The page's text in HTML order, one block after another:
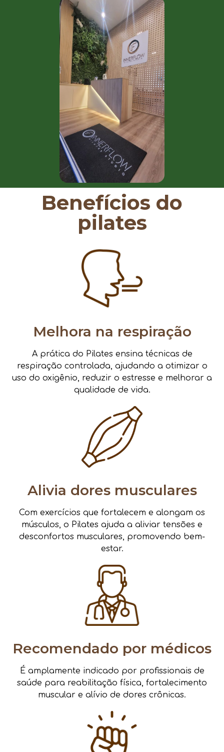
Benefícios do
pilates
Melhora na respiração
A prática do Pilates ensina técnicas de
respiração controlada, ajudando a otimizar o
uso do oxigênio, reduzir o estresse e melhorar a
qualidade de vida.
Alivia dores musculares
Com exercícios que fortalecem e alongam os
músculos, o Pilates ajuda a aliviar tensões e
desconfortos musculares, promovendo bem-
estar.
Recomendado por médicos
É amplamente indicado por profissionais de
saúde para reabilitação física, fortalecimento
muscular e alívio de dores crônicas.